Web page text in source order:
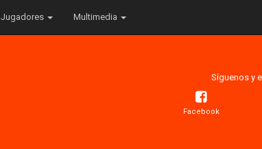
Jugadores Multimedia
Síguenos y
Facebook